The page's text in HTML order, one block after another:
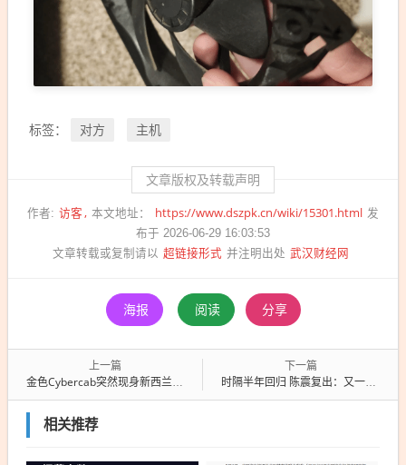
标签： 对方 主机
文章版权及转载声明
作者: 访客 本文地址： https://www.dszpk.cn/wiki/15301.html 发
布于 2026-06-29 16:03:53
文章转载或复制请以 超链接形式 并注明出处 武汉财经网
海报 阅读 分享
上一篇
金色Cybercab突然现身新西兰！特斯拉无人出租要搞冬季耐寒测试
下一篇
时隔半年回归 陈震复出：又一次成长 感恩大家
相关推荐